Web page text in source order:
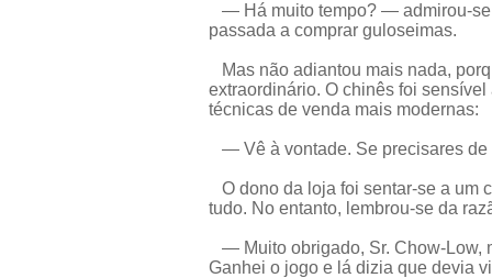
— Há muito tempo? — admirou-se
passada a comprar guloseimas.
Mas não adiantou mais nada,
extraordinário. O chinês foi
técnicas de venda mais modernas:
— Vê à vontade. Se precisares de
O dono da loja foi sentar-se a um
tudo. No entanto, lembrou-se da
— Muito obrigado, Sr. Chow-Low,
Ganhei o jogo e lá dizia que devia